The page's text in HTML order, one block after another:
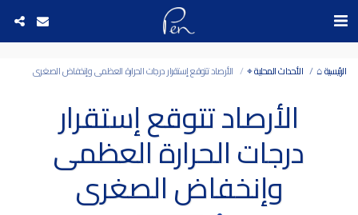
الرئيسية ⌂ الأحداث المحلية ⌖ الأرصاد تتوقع إستقرار درجات الحرارة العظمى وإنخفاض الصغرى
الأرصاد تتوقع إستقرار
درجات الحرارة العظمى
وإنخفاض الصغرى